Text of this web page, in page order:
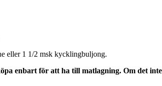
eller 1 1/2 msk kycklingbuljong.
enbart för att ha till matlagning. Om det